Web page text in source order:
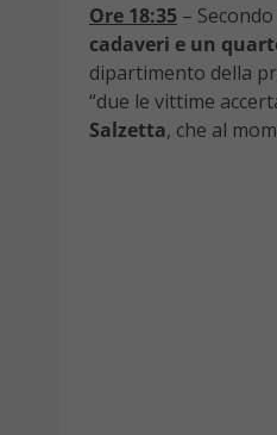
Ore 18:35 –
cadaveri e un
dipartimento della
“due le vittime
Salzetta, che al